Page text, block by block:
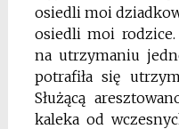
osiedli moi
osiedli moi rodzice.
na utrzymaniu
potrafiła się
Służącą
kaleka od